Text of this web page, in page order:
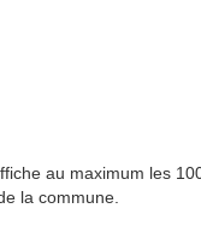
au maximum les
la commune.